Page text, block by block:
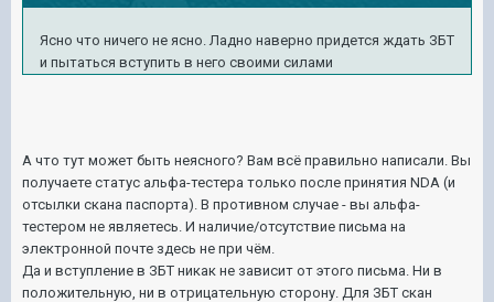
Ясно что ничего не ясно. Ладно наверно придется ждать ЗБТ
и пытаться вступить в него своими силами
А что тут может быть неясного? Вам всё правильно написали. Вы
получаете статус альфа-тестера только после принятия NDA (и
отсылки скана паспорта). В противном случае - вы альфа-
тестером не являетесь. И наличие/отсутствие письма на
электронной почте здесь не при чём.
Да и вступление в ЗБТ никак не зависит от этого письма. Ни в
положительную, ни в отрицательную сторону. Для ЗБТ скан